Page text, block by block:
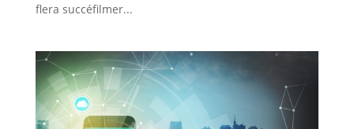
flera succéfilmer...